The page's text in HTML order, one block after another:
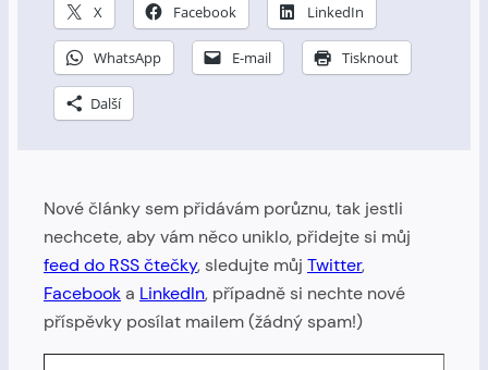
X Facebook LinkedIn
WhatsApp E-mail Tisknout
Další
Nové články sem přidávám porůznu, tak jestli
nechcete, aby vám něco uniklo, přidejte si můj
feed do RSS čtečky, sledujte můj Twitter,
Facebooka LinkedIn, případně si nechte nové
příspěvky posílat mailem (žádný spam!)
Zadejte svůj e-mail…